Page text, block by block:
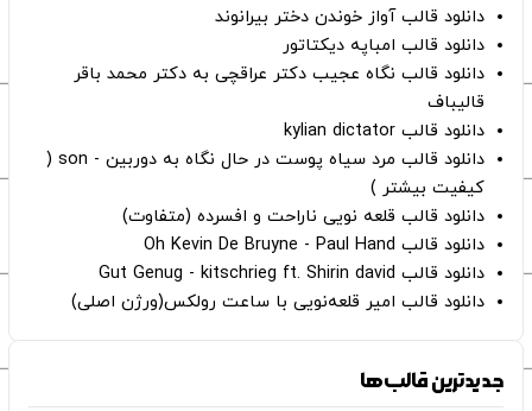
دانلود قالب آواز خوندن دختر بیرانوند
دانلود قالب امباپه دیکتاتور
دانلود قالب نگاه عجیب دکتر عراقچی به دکتر محمد باقر
قالیباف
دانلود قالب kylian dictator
دانلود قالب مرد سیاه پوست در حال نگاه به دوربین - son (
کیفیت بیشتر )
دانلود قالب قلعه نویی ناراحت و افسرده (متفاوت)
دانلود قالب Oh Kevin De Bruyne - Paul Hand
دانلود قالب Gut Genug - kitschrieg ft. Shirin david
دانلود قالب امیر قلعه‌نویی با ساعت رولکس(ورژن اصلی)
جدیدترین قالب‌ها